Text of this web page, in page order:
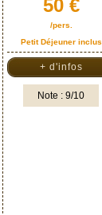
50 €
/pers.
Petit Déjeuner inclus
+ d'infos
Note : 9/10